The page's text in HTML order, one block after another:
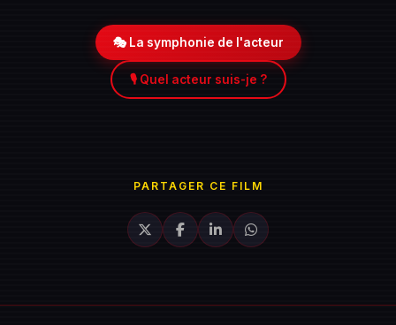
🎭 La symphonie de l'acteur
🎙️ Quel acteur suis-je ?
PARTAGER CE FILM